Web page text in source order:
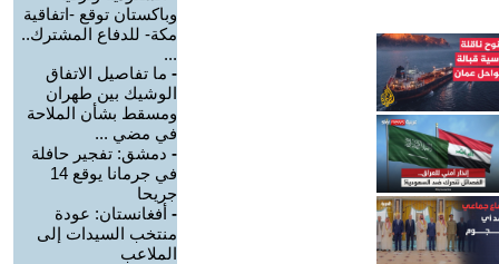
وباكستان توقع -اتفاقية
مكة- للدفاع المشترك..
...
- ما تفاصيل الاتفاق
الوشيك بين طهران
ومسقط بشأن الملاحة
في مضي ...
- دمشق: تفجير حافلة
في جرمانا يوقع 14
جريحا
- أفغانستان: عودة
منتخب السيدات إلى
الملاعب